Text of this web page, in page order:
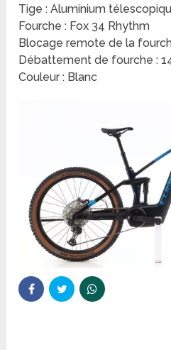
Tige : Aluminium
Fourche : Fox 34 Rhythm
Blocage remote de la
Débattement de fourche :
Couleur : Blanc